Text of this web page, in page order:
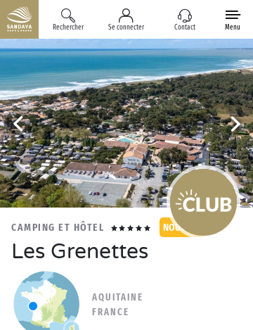
Rechercher Se connecter Contact Menu
CAMPING ET HÔTEL NOUVEAU
Les Grenettes
AQUITAINE
FRANCE